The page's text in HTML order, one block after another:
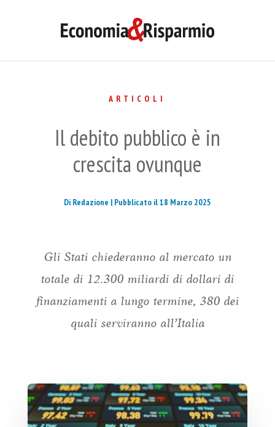
ARTICOLI
Il debito pubblico è in
crescita ovunque
Di Redazione | Pubblicato il 18 Marzo 2025
Gli Stati chiederanno al mercato un
totale di 12.300 miliardi di dollari di
finanziamenti a lungo termine, 380 dei
quali serviranno all’Italia